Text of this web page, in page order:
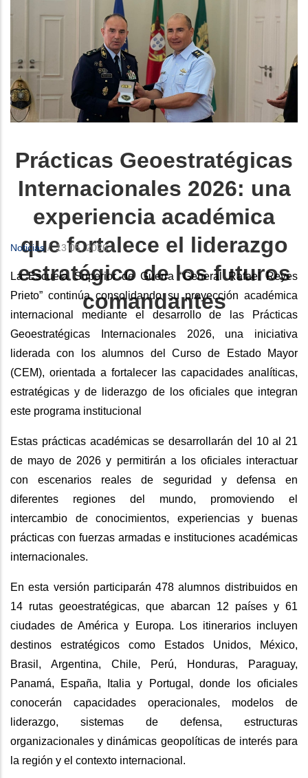
Prácticas Geoestratégicas
Internacionales 2026: una
experiencia académica
que fortalece el liderazgo
estratégico de los futuros
comandantes
Noticias / 13 05, 2026
La Escuela Superior de Guerra “General Rafael Reyes
Prieto” continúa consolidando su proyección académica
internacional mediante el desarrollo de las Prácticas
Geoestratégicas Internacionales 2026, una iniciativa
liderada con los alumnos del Curso de Estado Mayor
(CEM), orientada a fortalecer las capacidades analíticas,
estratégicas y de liderazgo de los oficiales que integran
este programa institucional
Estas prácticas académicas se desarrollarán del 10 al 21
de mayo de 2026 y permitirán a los oficiales interactuar
con escenarios reales de seguridad y defensa en
diferentes regiones del mundo, promoviendo el
intercambio de conocimientos, experiencias y buenas
prácticas con fuerzas armadas e instituciones académicas
internacionales.
En esta versión participarán 478 alumnos distribuidos en
14 rutas geoestratégicas, que abarcan 12 países y 61
ciudades de América y Europa. Los itinerarios incluyen
destinos estratégicos como Estados Unidos, México,
Brasil, Argentina, Chile, Perú, Honduras, Paraguay,
Panamá, España, Italia y Portugal, donde los oficiales
conocerán capacidades operacionales, modelos de
liderazgo, sistemas de defensa, estructuras
organizacionales y dinámicas geopolíticas de interés para
la región y el contexto internacional.